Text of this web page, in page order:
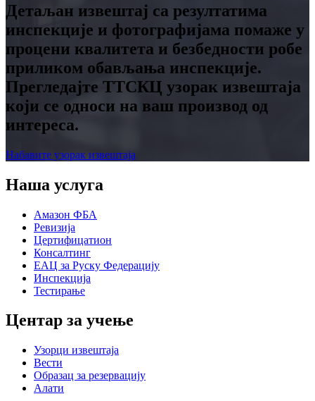
Детаљан извештај са резултатима
инспекције и фотографијама помаже у
процени квалитета и безбедности робе
приликом обављања инспекције.
Прегледајте ТТСКЦ узорак извештаја
који се односи на ваш производ од
интереса.
Набавите узорак извештаја
Наша услуга
Амазон ФБА
Ревизија
Цертифицатион
Консалтинг
ЕАЦ за Руску Федерацију
Инспекција
Тестирање
Центар за учење
Узорци извештаја
Вести
Образац за резервацију
Алати